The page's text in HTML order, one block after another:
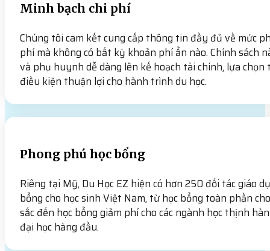
Minh bạch chi phí
Chúng tôi cam kết cung cấp thông tin đầy đủ về mức
phí mà không có bất kỳ khoản phí ẩn nào. Chính sách
và phụ huynh dễ dàng lên kế hoạch tài chính, lựa
điều kiện thuận lợi cho hành trình du học.
Phong phú học bổng
Riêng tại Mỹ, Du Học EZ hiện có hơn 250 đối tác giáo
bổng cho học sinh Việt Nam, từ học bổng toàn phần
sắc đến học bổng giảm phí cho các ngành học thịnh
đại học hàng đầu.